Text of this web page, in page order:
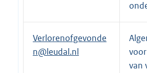
Verlorenofgevonde
n@leudal.nl
van